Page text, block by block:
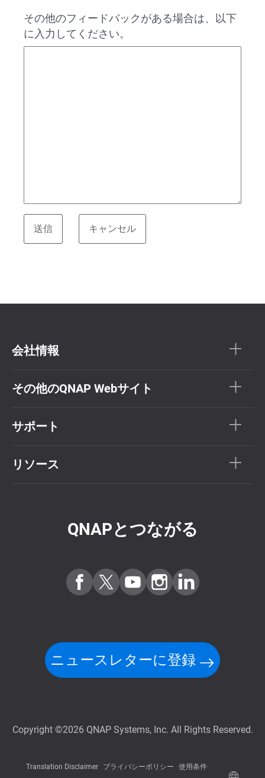
その他のフィードバックがある場合は、以下
に入力してください。
会社情報
その他のQNAP Webサイト
サポート
リソース
QNAPとつながる
ニュースレターに登録
Copyright ©2026 QNAP Systems, Inc. All Rights Reserved.
Translation Disclaimer プライバシーポリシー 使用条件